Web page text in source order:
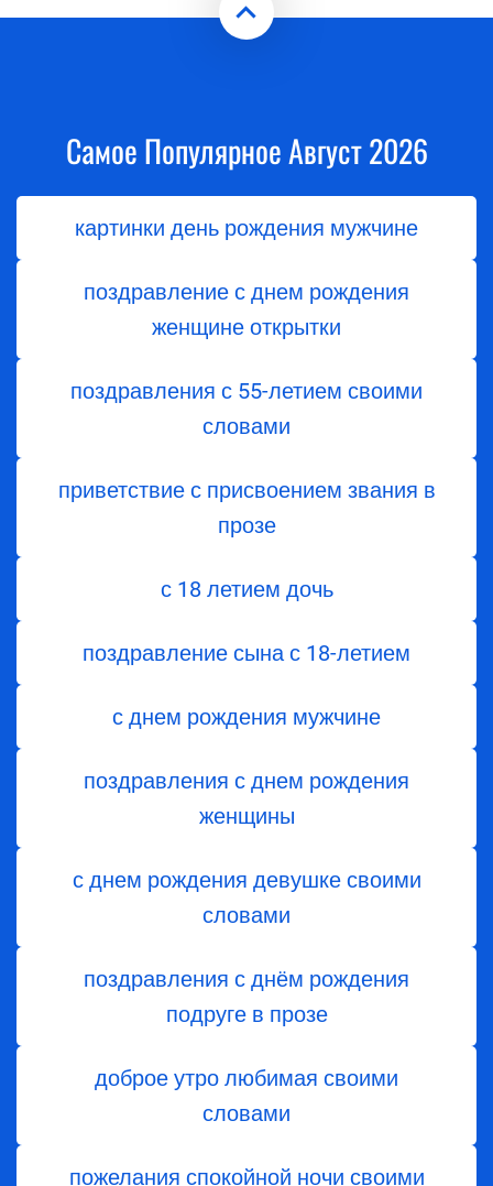
Самое Популярное Август 2026
картинки день рождения мужчине
поздравление с днем рождения
женщине открытки
поздравления с 55-летием своими
словами
приветствие с присвоением звания в
прозе
с 18 летием дочь
поздравление сына с 18-летием
с днем рождения мужчине
поздравления с днем рождения
женщины
с днем рождения девушке своими
словами
поздравления с днём рождения
подруге в прозе
доброе утро любимая своими
словами
пожелания спокойной ночи своими